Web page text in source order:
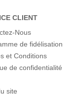
CLIENT
Nous
de fidélisation
et Conditions
de confidentialité
site